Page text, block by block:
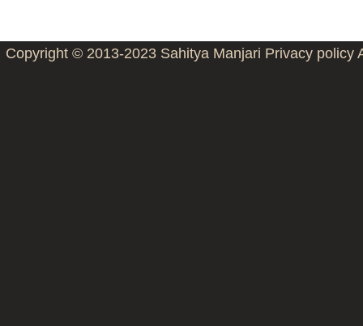
Copyright © 2013-2023 Sahitya Manjari Privacy policy